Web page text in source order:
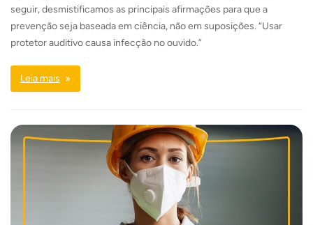
seguir, desmistificamos as principais afirmações para que a
prevenção seja baseada em ciência, não em suposições. “Usar
protetor auditivo causa infecção no ouvido.”
Leia mais